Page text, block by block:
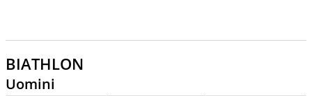
BIATHLON
Uomini